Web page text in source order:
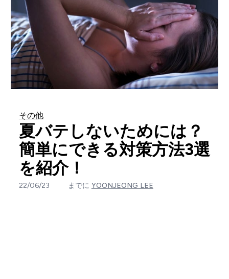
その他
夏バテしないためには？
簡単にできる対策方法3選
を紹介！
22/06/23 までに YOONJEONG LEE